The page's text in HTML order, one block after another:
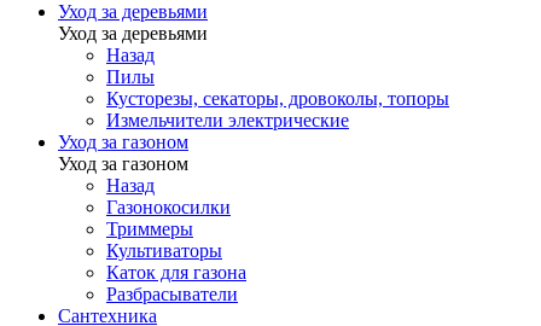
Уход за деревьями
Уход за деревьями
Назад
Пилы
Кусторезы, секаторы, дровоколы, топоры
Измельчители электрические
Уход за газоном
Уход за газоном
Назад
Газонокосилки
Триммеры
Культиваторы
Каток для газона
Разбрасыватели
Сантехника